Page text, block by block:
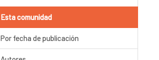
Esta comunidad
Por fecha de publicación